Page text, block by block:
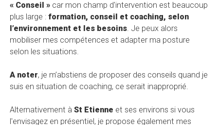
« Conseil » car mon champ d'intervention est beaucoup
plus large : formation, conseil et coaching, selon
l’environnement et les besoins. Je peux alors
mobiliser mes compétences et adapter ma posture
selon les situations.
A noter, je m’abstiens de proposer des conseils quand je
suis en situation de coaching, ce serait inapproprié.
Alternativement à St Etienne et ses environs si vous
l'envisagez en présentiel, je propose également mes